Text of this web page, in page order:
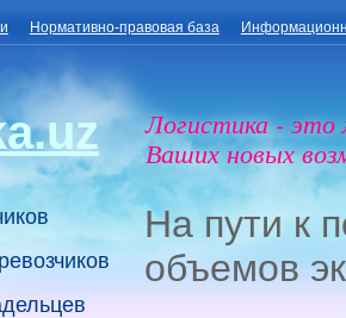
Нормативно-правовая база
Логистика - это
Ваших новых
На пути к
объемов